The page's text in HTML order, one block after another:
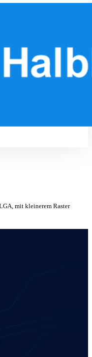
mit kleinerem Raster